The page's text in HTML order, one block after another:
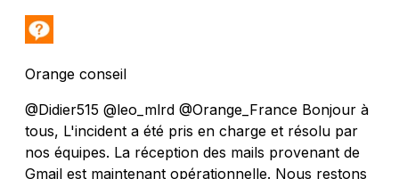
Orange conseil
@Didier515 @leo_mlrd @Orange_France Bonjour à
tous, L'incident a été pris en charge et résolu par
nos équipes. La réception des mails provenant de
Gmail est maintenant opérationnelle. Nous restons